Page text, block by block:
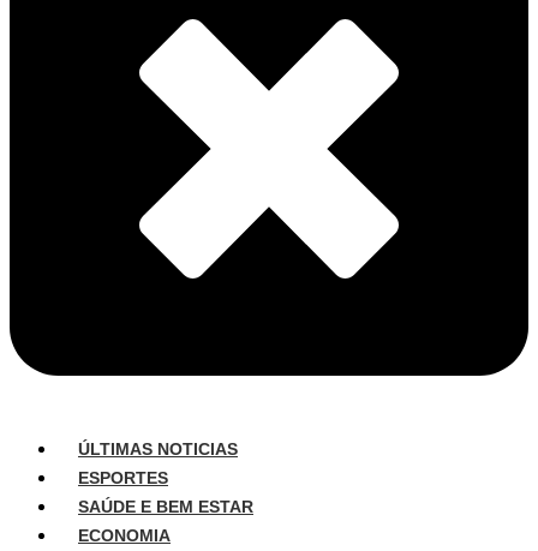
ÚLTIMAS NOTICIAS
ESPORTES
SAÚDE E BEM ESTAR
ECONOMIA